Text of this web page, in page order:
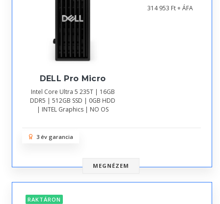
DELL Pro Micro
Intel Core Ultra 5 235T | 16GB
DDR5 | 512GB SSD | 0GB HDD
| INTEL Graphics | NO OS
314 953 Ft + ÁFA
3 év garancia
MEGNÉZEM
RAKTÁRON